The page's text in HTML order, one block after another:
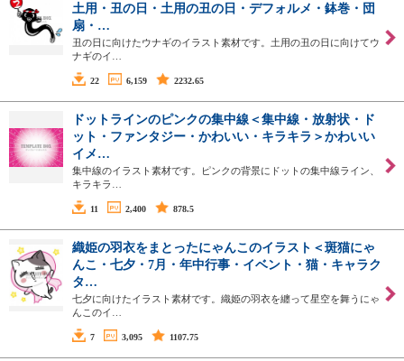
土用・丑の日・土用の丑の日・デフォルメ・鉢巻・団
扇・…
丑の日に向けたウナギのイラスト素材です。土用の丑の日に向けてウ
ナギのイ…
22 6,159 2232.65
ドットラインのピンクの集中線＜集中線・放射状・ド
ット・ファンタジー・かわいい・キラキラ＞かわいい
イメ…
集中線のイラスト素材です。ピンクの背景にドットの集中線ライン、
キラキラ…
11 2,400 878.5
織姫の羽衣をまとったにゃんこのイラスト＜斑猫にゃ
んこ・七夕・7月・年中行事・イベント・猫・キャラク
タ…
七夕に向けたイラスト素材です。織姫の羽衣を纏って星空を舞うにゃ
んこのイ…
7 3,095 1107.75